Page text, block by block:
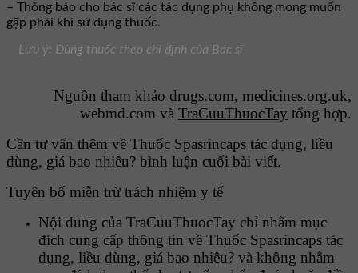
– Thông báo cho bác sĩ các tác dụng phụ không mong muốn
gặp phải khi sử dụng thuốc.
Lưu ý: Dùng thuốc theo chỉ định của Bác sĩ
Nguồn tham khảo drugs.com, medicines.org.uk,
webmd.com và TraCuuThuocTay tổng hợp.
Cần tư vấn thêm về Thuốc Spasrincaps tác dụng, liều
dùng, giá bao nhiêu? bình luận cuối bài viết.
Tuyên bố miễn trừ trách nhiệm y tế
Nội dung của TraCuuThuocTay chỉ nhằm mục
đích cung cấp thông tin về Thuốc Spasrincaps tác
dụng, liều dùng, giá bao nhiêu? và không nhằm